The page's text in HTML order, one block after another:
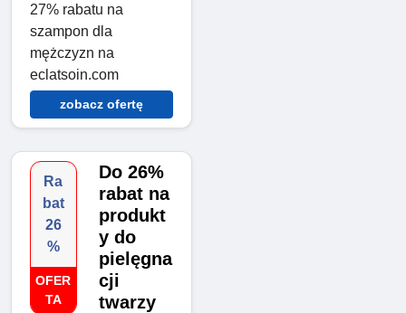
27% rabatu na
szampon dla
mężczyzn na
eclatsoin.com
zobacz ofertę
Ra
bat
26
%
OFER
TA
Do 26%
rabat na
produkt
y do
pielęgna
cji
twarzy